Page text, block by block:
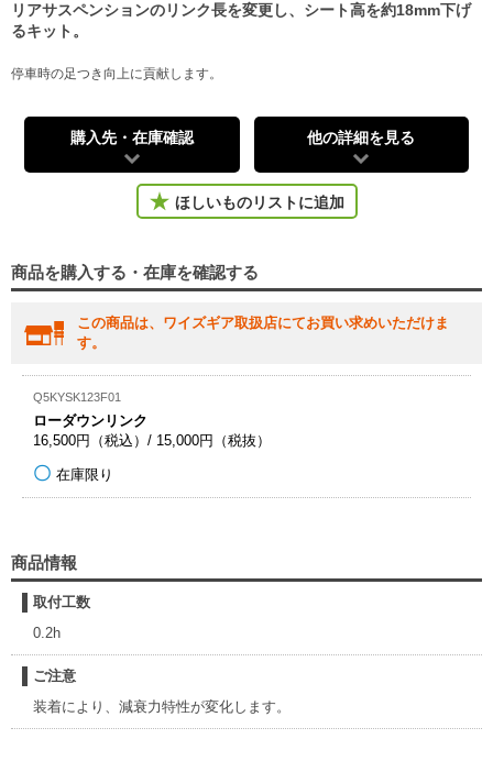
リアサスペンションのリンク長を変更し、シート高を約18mm下げ
るキット。
停車時の足つき向上に貢献します。
購入先・在庫確認 他の詳細を見る
ほしいものリストに追加
商品を購入する・在庫を確認する
この商品は、ワイズギア取扱店にてお買い求めいただけま
す。
Q5KYSK123F01
ローダウンリンク
16,500円（税込）/ 15,000円（税抜）
在庫限り
商品情報
取付工数
0.2h
ご注意
装着により、減衰力特性が変化します。